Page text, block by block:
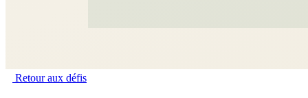
Retour aux défis